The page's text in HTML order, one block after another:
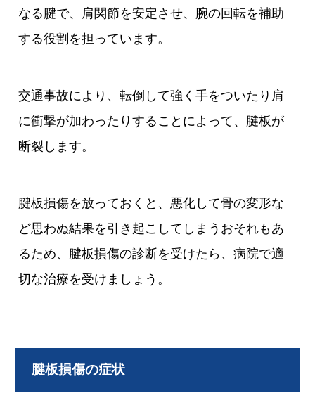
なる腱で、肩関節を安定させ、腕の回転を補助
する役割を担っています。
交通事故により、転倒して強く手をついたり肩
に衝撃が加わったりすることによって、腱板が
断裂します。
腱板損傷を放っておくと、悪化して骨の変形な
ど思わぬ結果を引き起こしてしまうおそれもあ
るため、腱板損傷の診断を受けたら、病院で適
切な治療を受けましょう。
腱板損傷の症状